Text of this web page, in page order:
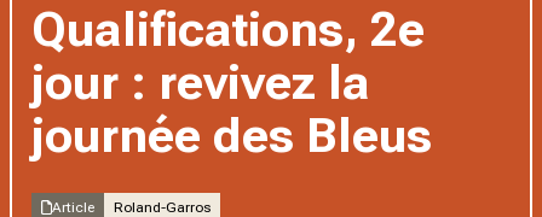
Qualifications, 2e
jour : revivez la
journée des Bleus
Article Roland-Garros